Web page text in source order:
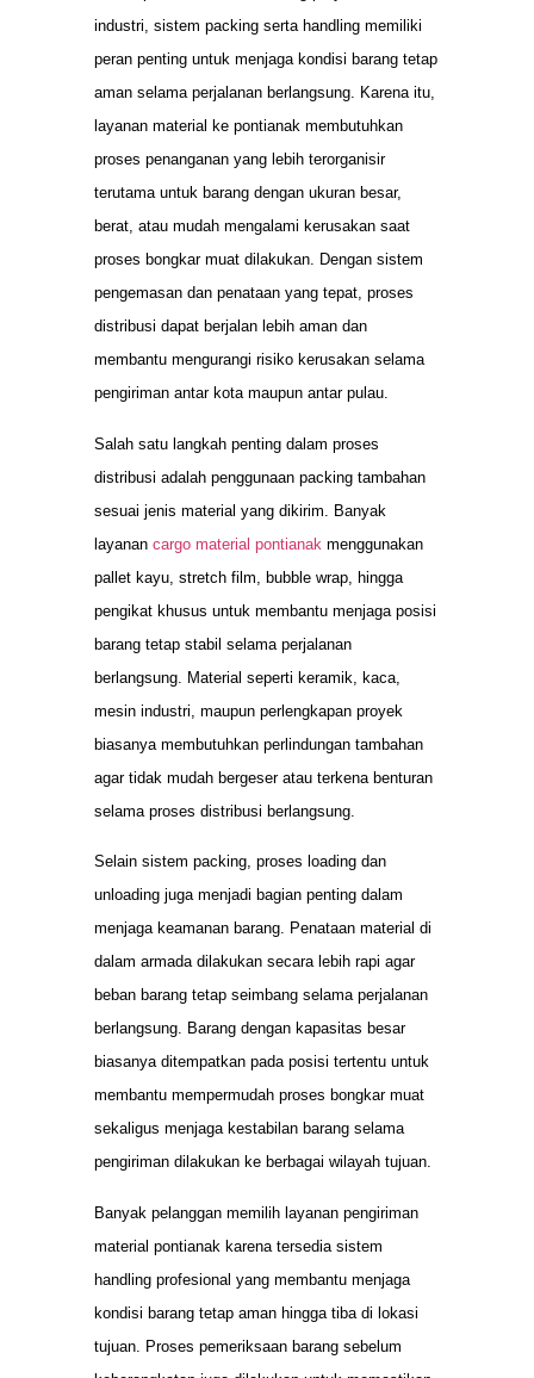
industri, sistem packing serta handling memiliki
peran penting untuk menjaga kondisi barang tetap
aman selama perjalanan berlangsung. Karena itu,
layanan material ke pontianak membutuhkan
proses penanganan yang lebih terorganisir
terutama untuk barang dengan ukuran besar,
berat, atau mudah mengalami kerusakan saat
proses bongkar muat dilakukan. Dengan sistem
pengemasan dan penataan yang tepat, proses
distribusi dapat berjalan lebih aman dan
membantu mengurangi risiko kerusakan selama
pengiriman antar kota maupun antar pulau.
Salah satu langkah penting dalam proses
distribusi adalah penggunaan packing tambahan
sesuai jenis material yang dikirim. Banyak
layanan cargo material pontianak menggunakan
pallet kayu, stretch film, bubble wrap, hingga
pengikat khusus untuk membantu menjaga posisi
barang tetap stabil selama perjalanan
berlangsung. Material seperti keramik, kaca,
mesin industri, maupun perlengkapan proyek
biasanya membutuhkan perlindungan tambahan
agar tidak mudah bergeser atau terkena benturan
selama proses distribusi berlangsung.
Selain sistem packing, proses loading dan
unloading juga menjadi bagian penting dalam
menjaga keamanan barang. Penataan material di
dalam armada dilakukan secara lebih rapi agar
beban barang tetap seimbang selama perjalanan
berlangsung. Barang dengan kapasitas besar
biasanya ditempatkan pada posisi tertentu untuk
membantu mempermudah proses bongkar muat
sekaligus menjaga kestabilan barang selama
pengiriman dilakukan ke berbagai wilayah tujuan.
Banyak pelanggan memilih layanan pengiriman
material pontianak karena tersedia sistem
handling profesional yang membantu menjaga
kondisi barang tetap aman hingga tiba di lokasi
tujuan. Proses pemeriksaan barang sebelum